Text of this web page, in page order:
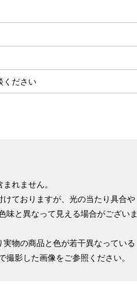
ください
れません。
ておりますが、光の当たり具合や
味と異なって見える場合がございま
物の商品と色が若干異なっている
影した画像をご参照ください。